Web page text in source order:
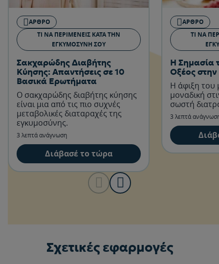
ΆΡΘΡΟ
ΤΙ ΝΑ ΠΕΡΙΜΈΝΕΙΣ ΚΑΤΆ ΤΗΝ
ΕΓΚΥΜΟΣΎΝΗ ΣΟΥ
Σακχαρώδης Διαβήτης
Κύησης: Απαντήσεις σε 10
Βασικά Ερωτήματα
Ο σακχαρώδης διαβήτης κύησης
είναι μια από τις πιο συχνές
μεταβολικές διαταραχές της
εγκυμοσύνης.
3 λεπτά ανάγνωση
Διάβασέ το τώρα
ΆΡΘΡΟ
ΤΙ ΝΑ
Η Σημασία
Οξέος
Η άφιξη του
μοναδική
σωστή
3 λεπτά
Σχετικές εφαρμογές